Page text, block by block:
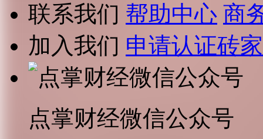
联系我们 帮助中心 商
加入我们 申请认证砖家
点掌财经微信公众号